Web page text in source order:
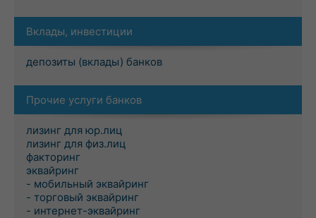
Вклады, инвестиции
депозиты (вклады) банков
Прочие услуги банков
лизинг для юр.лиц
лизинг для физ.лиц
факторинг
эквайринг
- мобильный эквайринг
- торговый эквайринг
- интернет-эквайринг